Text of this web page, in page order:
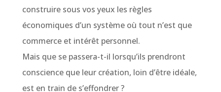
construire sous vos yeux les règles
économiques d’un système où tout n’est que
commerce et intérêt personnel.
Mais que se passera-t-il lorsqu’ils prendront
conscience que leur création, loin d’être idéale,
est en train de s’effondrer ?